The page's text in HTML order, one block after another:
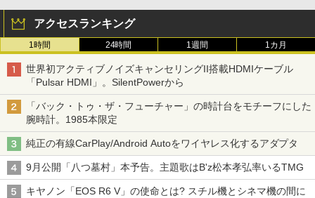
アクセスランキング
1時間 24時間 1週間 1カ月
世界初アクティブノイズキャンセリングII搭載HDMIケーブル
「Pulsar HDMI」。SilentPowerから
「バック・トゥ・ザ・フューチャー」の時計台をモチーフにした
腕時計。1985本限定
純正の有線CarPlay/Android Autoをワイヤレス化するアダプタ
9月公開「八つ墓村」本予告。主題歌はB'z松本孝弘率いるTMG
キヤノン「EOS R6 V」の使命とは? スチル機とシネマ機の間に